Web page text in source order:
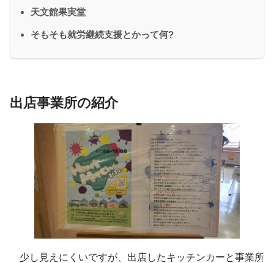
天文館果実堂
そもそも就労継続支援とかって何?
出店事業所の紹介
少し見えにくいですが、出店したキッチンカーと事業所